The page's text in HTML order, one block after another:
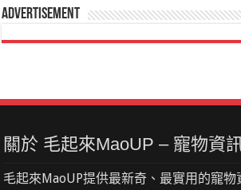
Advertisement
關於 毛起來MaoUP – 寵物資
毛起來MaoUP提供最新奇、最實用的寵物